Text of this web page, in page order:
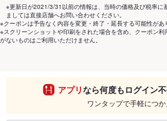
※更新日が2021/3/31以前の情報は、当時の価格及び税率に
ましては直接店舗へお問い合わせください。
※クーポンは予告なく内容を変更・終了・延長する可能性があ
※スクリーンショットや印刷をされた場合を含め、クーポン
がないものはご利用いただけません。
アプリなら何度もログイン
ワンタップで手軽につ